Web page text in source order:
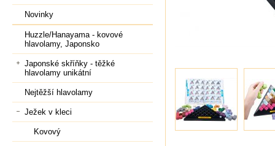
Novinky
Huzzle/Hanayama - kovové
hlavolamy, Japonsko
Japonské skříňky - těžké
hlavolamy unikátní
Nejtěžší hlavolamy
Ježek v kleci
Kovový